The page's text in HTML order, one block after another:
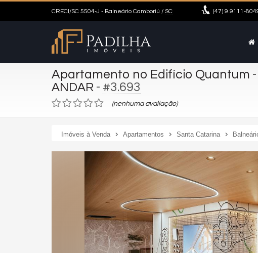
CRECI/SC 5504-J - Balneário Camboriú / SC (47) 9.9111-
Apartamento no Edifício Quantum
ANDAR - #3.693
(nenhuma avaliação)
Imóveis à Venda Apartamentos Santa Catarina